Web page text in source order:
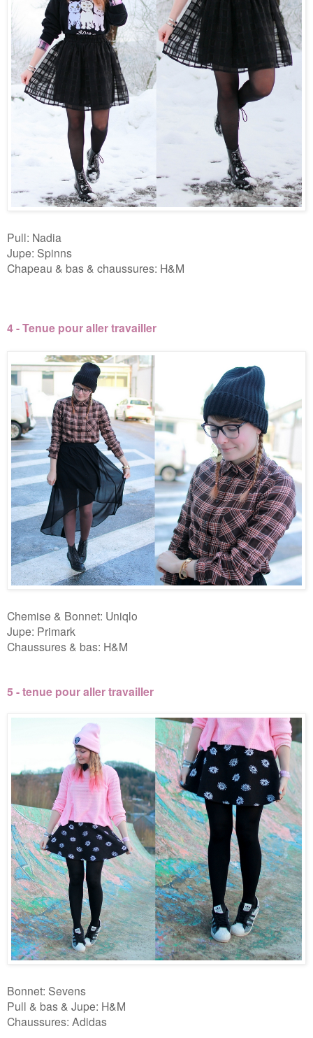
Pull: Nadia
Jupe: Spinns
Chapeau & bas & chaussures: H&M
4 - Tenue pour aller travailler
Chemise & Bonnet: Uniqlo
Jupe: Primark
Chaussures & bas: H&M
5 - tenue pour aller travailler
Bonnet: Sevens
Pull & bas & Jupe: H&M
Chaussures: Adidas